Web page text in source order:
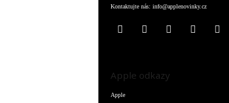
Kontaktujte nás: info@applenovinky.cz
Apple odkazy
Apple